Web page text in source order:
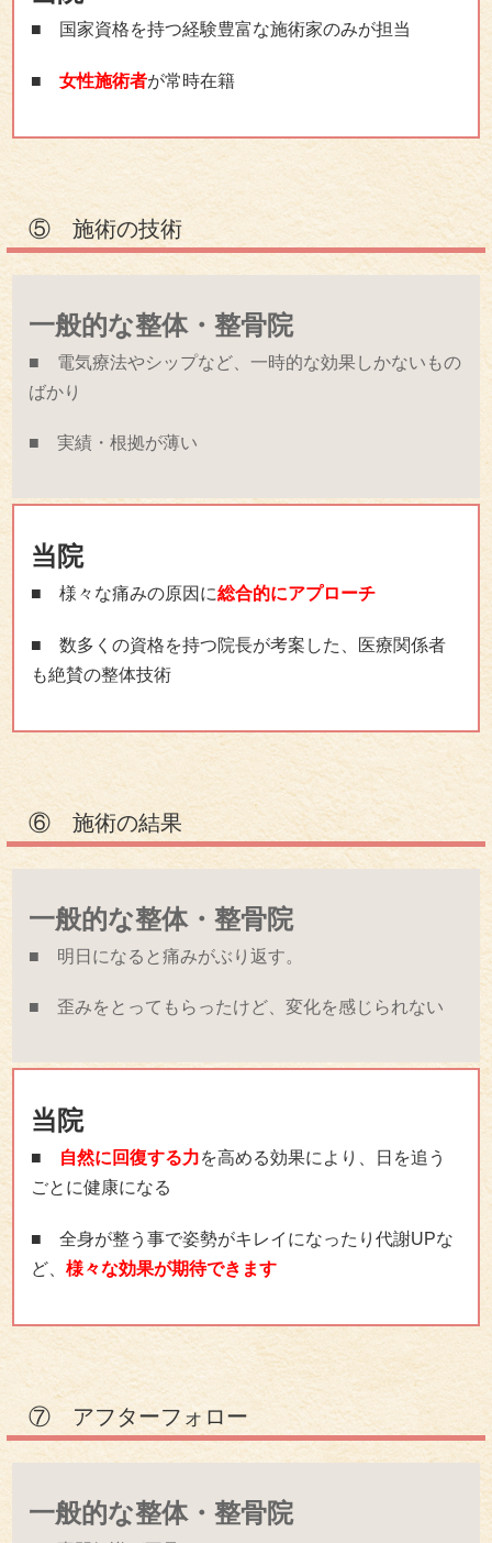
■ 国家資格を持つ経験豊富な施術家のみが担当
■ 女性施術者が常時在籍
⑤ 施術の技術
一般的な整体・整骨院
■ 電気療法やシップなど、一時的な効果しかないもの
ばかり
■ 実績・根拠が薄い
当院
■ 様々な痛みの原因に総合的にアプローチ
■ 数多くの資格を持つ院長が考案した、医療関係者
も絶賛の整体技術
⑥ 施術の結果
一般的な整体・整骨院
■ 明日になると痛みがぶり返す。
■ 歪みをとってもらったけど、変化を感じられない
当院
■ 自然に回復する力を高める効果により、日を追う
ごとに健康になる
■ 全身が整う事で姿勢がキレイになったり代謝UPな
ど、 様々な効果が期待できます
⑦ アフターフォロー
一般的な整体・整骨院